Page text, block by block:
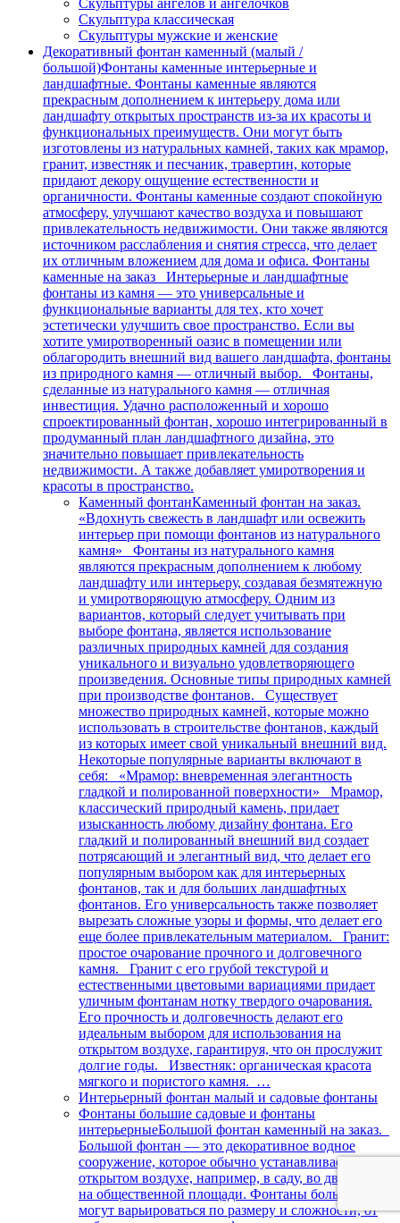
Скульптура классическая
Скульптуры мужские и женские
Декоративный фонтан каменный (малый /
большой)Фонтаны каменные интерьерные и
ландшафтные. Фонтаны каменные являются
прекрасным дополнением к интерьеру дома или
ландшафту открытых пространств из-за их красоты и
функциональных преимуществ. Они могут быть
изготовлены из натуральных камней, таких как мрамор,
гранит, известняк и песчаник, травертин, которые
придают декору ощущение естественности и
органичности. Фонтаны каменные создают спокойную
атмосферу, улучшают качество воздуха и повышают
привлекательность недвижимости. Они также являются
источником расслабления и снятия стресса, что делает
их отличным вложением для дома и офиса. Фонтаны
каменные на заказ Интерьерные и ландшафтные
фонтаны из камня — это универсальные и
функциональные варианты для тех, кто хочет
эстетически улучшить свое пространство. Если вы
хотите умиротворенный оазис в помещении или
облагородить внешний вид вашего ландшафта, фонтаны
из природного камня — отличный выбор. Фонтаны,
сделанные из натурального камня — отличная
инвестиция. Удачно расположенный и хорошо
спроектированный фонтан, хорошо интегрированный в
продуманный план ландшафтного дизайна, это
значительно повышает привлекательность
недвижимости. А также добавляет умиротворения и
красоты в пространство.
Каменный фонтанКаменный фонтан на заказ.
«Вдохнуть свежесть в ландшафт или освежить
интерьер при помощи фонтанов из натурального
камня» Фонтаны из натурального камня
являются прекрасным дополнением к любому
ландшафту или интерьеру, создавая безмятежную
и умиротворяющую атмосферу. Одним из
вариантов, который следует учитывать при
выборе фонтана, является использование
различных природных камней для создания
уникального и визуально удовлетворяющего
произведения. Основные типы природных камней
при производстве фонтанов. Существует
множество природных камней, которые можно
использовать в строительстве фонтанов, каждый
из которых имеет свой уникальный внешний вид.
Некоторые популярные варианты включают в
себя: «Мрамор: вневременная элегантность
гладкой и полированной поверхности» Мрамор,
классический природный камень, придает
изысканность любому дизайну фонтана. Его
гладкий и полированный внешний вид создает
потрясающий и элегантный вид, что делает его
популярным выбором как для интерьерных
фонтанов, так и для больших ландшафтных
фонтанов. Его универсальность также позволяет
вырезать сложные узоры и формы, что делает его
еще более привлекательным материалом. Гранит:
простое очарование прочного и долговечного
камня. Гранит с его грубой текстурой и
естественными цветовыми вариациями придает
уличным фонтанам нотку твердого очарования.
Его прочность и долговечность делают его
идеальным выбором для использования на
открытом воздухе, гарантируя, что он прослужит
долгие годы. Известняк: органическая красота
мягкого и пористого камня. …
Интерьерный фонтан малый и садовые фонтаны
Фонтаны большие садовые и фонтаны
интерьерныеБольшой фонтан каменный на заказ.
Большой фонтан — это декоративное водное
сооружение, которое обычно устанавливается на
открытом воздухе, например, в саду, во дворе или
на общественной площади. Фонтаны большие
могут варьироваться по размеру и сложности, от